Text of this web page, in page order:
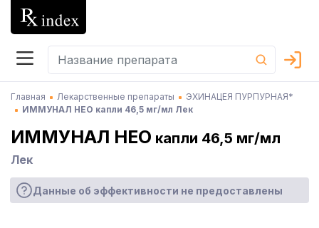
Главная Лекарственные препараты
ЭХИНАЦЕЯ ПУРПУРНАЯ*
ИММУНАЛ НЕО капли 46,5 мг/мл Лек
ИММУНАЛ НЕО капли 46,5 мг/мл
Лек
Данные об эффективности не предоставлены